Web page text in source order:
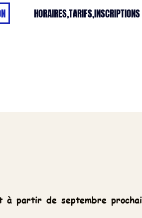
prochain nous